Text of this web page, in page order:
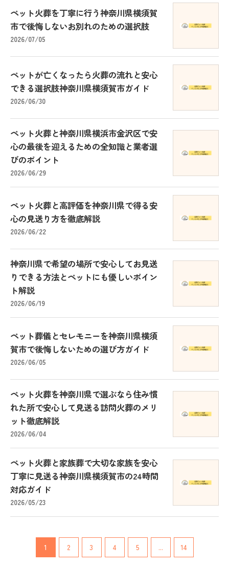
ペット火葬を丁寧に行う神奈川県横須賀
市で後悔しないお別れのための選択肢
2026/07/05
ペットが亡くなったら火葬の流れと安心
できる選択肢神奈川県横須賀市ガイド
2026/06/30
ペット火葬と神奈川県横浜市金沢区で安
心の最後を迎えるための全知識と業者選
びのポイント
2026/06/29
ペット火葬と高評価を神奈川県で得る安
心の見送り方を徹底解説
2026/06/22
神奈川県で希望の場所で安心してお見送
りできる方法とペットにも優しいポイン
ト解説
2026/06/19
ペット葬儀とセレモニーを神奈川県横須
賀市で後悔しないための選び方ガイド
2026/06/05
ペット火葬を神奈川県で選ぶなら住み慣
れた所で安心して見送る訪問火葬のメリ
ット徹底解説
2026/06/04
ペット火葬と家族葬で大切な家族を安心
丁寧に見送る神奈川県横須賀市の24時間
対応ガイド
2026/05/23
1 2 3 4 5 ... 14